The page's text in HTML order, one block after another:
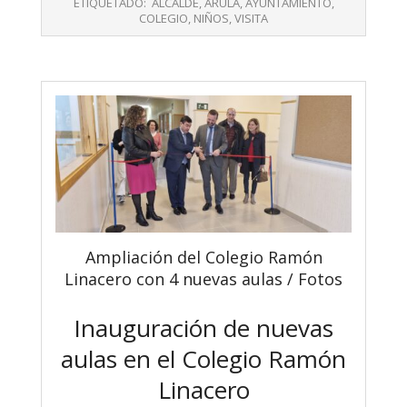
COLEGIO, NIÑOS,VISITA
Ampliación del Colegio Ramón
Linacero con 4 nuevas aulas / Fotos
Inauguración de nuevas
aulas en el Colegio Ramón
Linacero